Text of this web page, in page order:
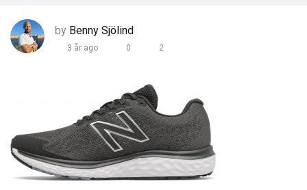
by Benny Sjölind
3 år ago 0 2